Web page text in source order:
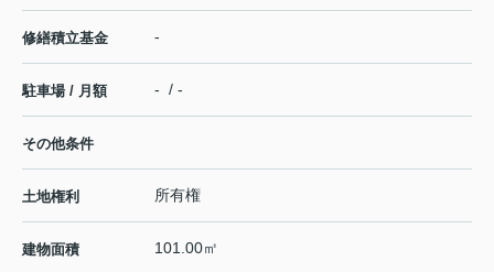
修繕積立基金 -
駐車場 / 月額 - / -
その他条件
土地権利 所有権
建物面積 101.00㎡